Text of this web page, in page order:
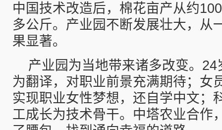
中国技术改造后，棉花亩产从约
多公斤。产业园不断发展壮大，从
果显著。
产业园为当地带来诸多改变。
为翻译，对职业前景充满期待；女
实现职业女性梦想，还自学中文；
工成长为技术骨干。中塔农业合作